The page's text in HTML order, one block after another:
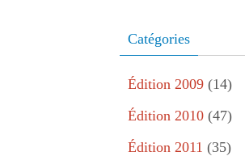
Catégories
Édition 2009 (14)
Édition 2010 (47)
Édition 2011 (35)